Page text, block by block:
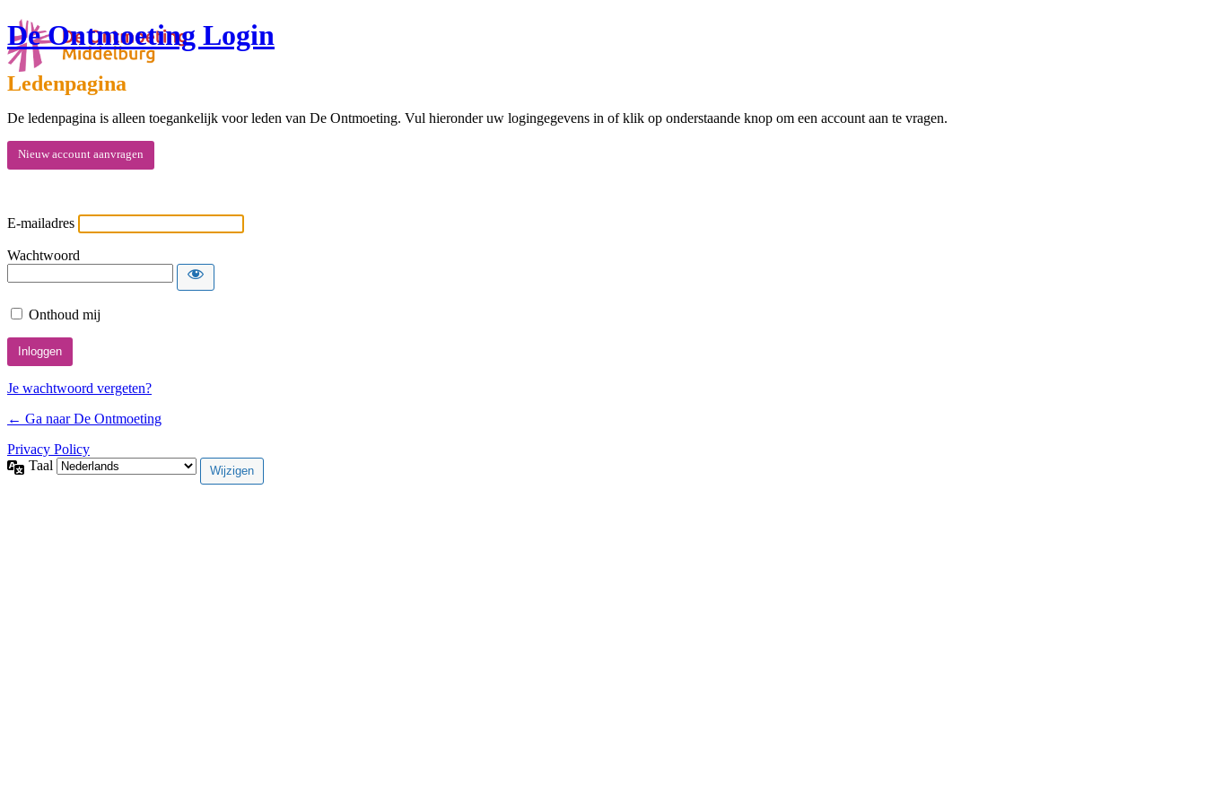
De Ontmoeting Login
Ledenpagina
De ledenpagina is alleen toegankelijk voor leden van De Ontmoeting. Vul hieronder uw logingegevens in of klik op onderstaande knop om een account aan te vragen.
Nieuw account aanvragen
E-mailadres
Wachtwoord
Onthoud mij
Je wachtwoord vergeten?
← Ga naar De Ontmoeting
Privacy Policy
Taal